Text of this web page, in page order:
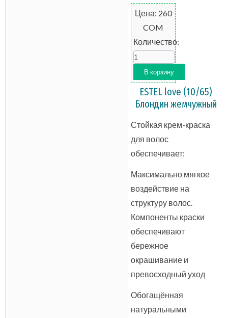
Цена: 260
COM
Количество:
ESTEL love (10/65)
Блондин жемчужный
Стойкая крем-краска
для волос
обеспечивает:
Максимально мягкое
воздействие на
структуру волос.
Компоненты краски
обеспечивают
бережное
окрашивание и
превосходный уход
Обогащённая
натуральными